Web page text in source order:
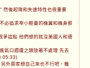
然後起降和失速特性也很重要
必追求窄小輕量的機翼和機身那
爭這點 他們想的就沒美國人和德
氣口週遭之類放著不處理 先去
05:33)
外兩家想自己來也不行吧，雖